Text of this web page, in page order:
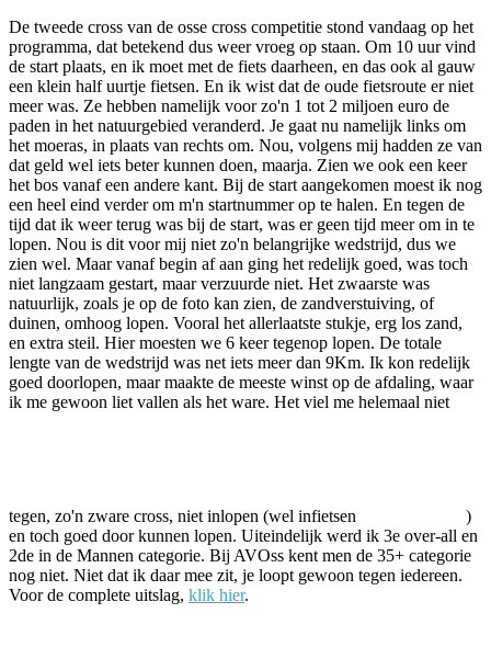
De tweede cross van de osse cross competitie stond vandaag op het
programma, dat betekend dus weer vroeg op staan. Om 10 uur vind
de start plaats, en ik moet met de fiets daarheen, en das ook al gauw
een klein half uurtje fietsen. En ik wist dat de oude fietsroute er niet
meer was. Ze hebben namelijk voor zo'n 1 tot 2 miljoen euro de
paden in het natuurgebied veranderd. Je gaat nu namelijk links om
het moeras, in plaats van rechts om. Nou, volgens mij hadden ze van
dat geld wel iets beter kunnen doen, maarja. Zien we ook een keer
het bos vanaf een andere kant. Bij de start aangekomen moest ik nog
een heel eind verder om m'n startnummer op te halen. En tegen de
tijd dat ik weer terug was bij de start, was er geen tijd meer om in te
lopen. Nou is dit voor mij niet zo'n belangrijke wedstrijd, dus we
zien wel. Maar vanaf begin af aan ging het redelijk goed, was toch
niet langzaam gestart, maar verzuurde niet. Het zwaarste was
natuurlijk, zoals je op de foto kan zien, de zandverstuiving, of
duinen, omhoog lopen. Vooral het allerlaatste stukje, erg los zand,
en extra steil. Hier moesten we 6 keer tegenop lopen. De totale
lengte van de wedstrijd was net iets meer dan 9Km. Ik kon redelijk
goed doorlopen, maar maakte de meeste winst op de afdaling, waar
ik me gewoon liet vallen als het ware. Het viel me helemaal niet
tegen, zo'n zware cross, niet inlopen (wel infietsen
)
en toch goed door kunnen lopen. Uiteindelijk werd ik 3e over-all en
2de in de Mannen categorie. Bij AVOss kent men de 35+ categorie
nog niet. Niet dat ik daar mee zit, je loopt gewoon tegen iedereen.
Voor de complete uitslag, klik hier.